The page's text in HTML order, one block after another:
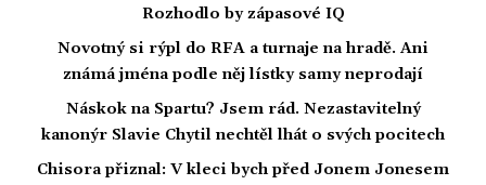
Rozhodlo by zápasové IQ
Novotný si rýpl do RFA a turnaje na hradě. Ani
známá jména podle něj lístky samy neprodají
Náskok na Spartu? Jsem rád. Nezastavitelný
kanonýr Slavie Chytil nechtěl lhát o svých pocitech
Chisora přiznal: V kleci bych před Jonem Jonesem